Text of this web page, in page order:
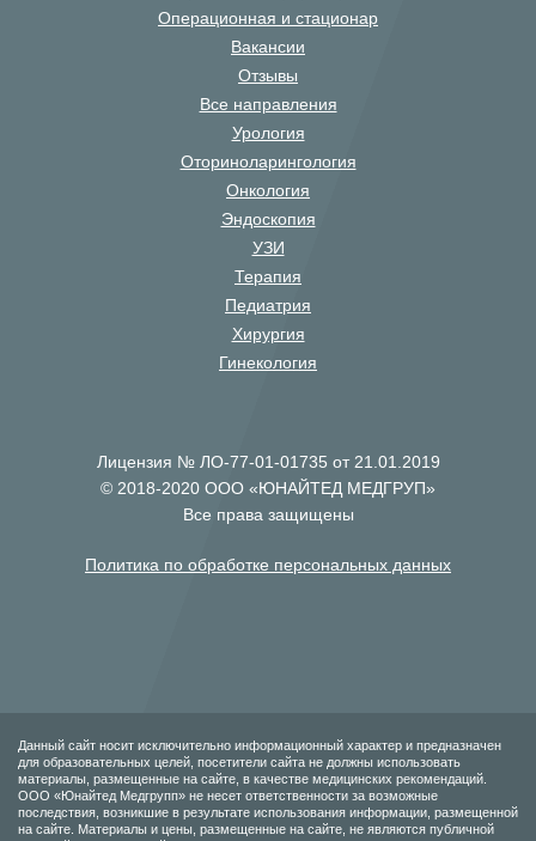
Операционная и стационар
Вакансии
Отзывы
Все направления
Урология
Оториноларингология
Онкология
Эндоскопия
УЗИ
Терапия
Педиатрия
Хирургия
Гинекология
Лицензия № ЛО-77-01-01735 от 21.01.2019
© 2018-2020 ООО «ЮНАЙТЕД МЕДГРУП»
Все права защищены
Политика по обработке персональных данных
Данный сайт носит исключительно информационный характер и предназначен
для образовательных целей, посетители сайта не должны использовать
материалы, размещенные на сайте, в качестве медицинских рекомендаций.
ООО «Юнайтед Медгрупп» не несет ответственности за возможные
последствия, возникшие в результате использования информации, размещенной
на сайте. Материалы и цены, размещенные на сайте, не являются публичной